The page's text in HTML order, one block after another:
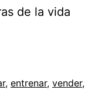
de la vida
, entrenar, vender,